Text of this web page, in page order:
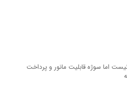
اما سوژه قابلیت مانور و پرداخت